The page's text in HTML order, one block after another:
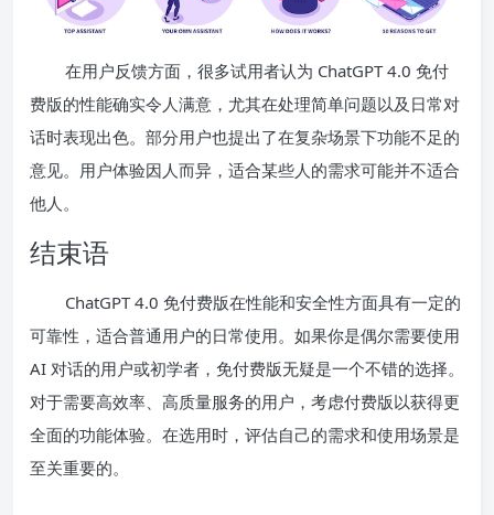
在用户反馈方面，很多试用者认为 ChatGPT 4.0 免付
费版的性能确实令人满意，尤其在处理简单问题以及日常对
话时表现出色。部分用户也提出了在复杂场景下功能不足的
意见。用户体验因人而异，适合某些人的需求可能并不适合
他人。
结束语
ChatGPT 4.0 免付费版在性能和安全性方面具有一定的
可靠性，适合普通用户的日常使用。如果你是偶尔需要使用
AI 对话的用户或初学者，免付费版无疑是一个不错的选择。
对于需要高效率、高质量服务的用户，考虑付费版以获得更
全面的功能体验。在选用时，评估自己的需求和使用场景是
至关重要的。